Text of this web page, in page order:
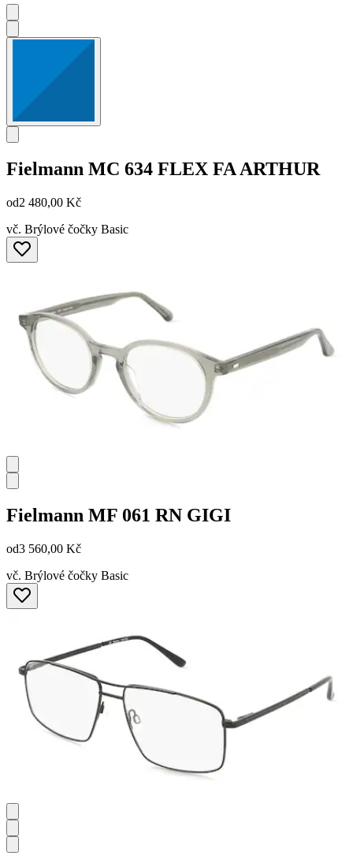
Fielmann MC 634 FLEX FA ARTHUR
od2 480,00 Kč
vč. Brýlové čočky Basic
Fielmann MF 061 RN GIGI
od3 560,00 Kč
vč. Brýlové čočky Basic